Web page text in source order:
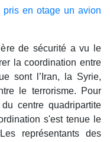
pris en otage un avion
de sécurité a vu le
la coordination entre
sont l’Iran, la Syrie,
le terrorisme. Pour
centre quadripartite
s'est tenue le
représentants des